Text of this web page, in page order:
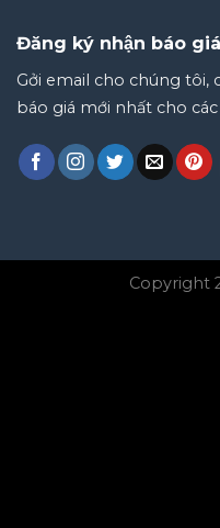
Đăng ký nhận báo giá
Gởi email cho chúng
báo giá mới nhất cho
Copyright